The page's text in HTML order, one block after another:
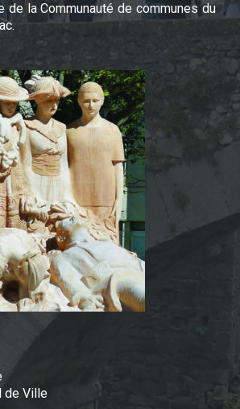
de la Communauté de communes du
de Ville